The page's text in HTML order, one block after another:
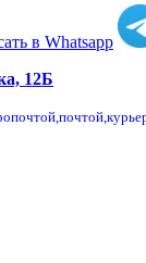
12Б
почтой,